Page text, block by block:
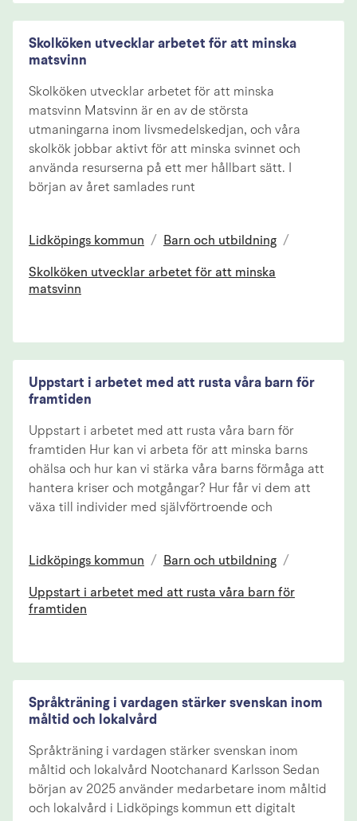
Skolköken utvecklar arbetet för att minska
matsvinn
Skolköken utvecklar arbetet för att minska
matsvinn Matsvinn är en av de största
utmaningarna inom livsmedelskedjan, och våra
skolkök jobbar aktivt för att minska svinnet och
använda resurserna på ett mer hållbart sätt. I
början av året samlades runt
Lidköpings kommun / Barn och utbildning /
Skolköken utvecklar arbetet för att minska
matsvinn
Uppstart i arbetet med att rusta våra barn för
framtiden
Uppstart i arbetet med att rusta våra barn för
framtiden Hur kan vi arbeta för att minska barns
ohälsa och hur kan vi stärka våra barns förmåga att
hantera kriser och motgångar? Hur får vi dem att
växa till individer med självförtroende och
Lidköpings kommun / Barn och utbildning /
Uppstart i arbetet med att rusta våra barn för
framtiden
Språkträning i vardagen stärker svenskan inom
måltid och lokalvård
Språkträning i vardagen stärker svenskan inom
måltid och lokalvård Nootchanard Karlsson Sedan
början av 2025 använder medarbetare inom måltid
och lokalvård i Lidköpings kommun ett digitalt